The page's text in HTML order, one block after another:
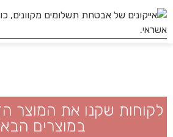
לקוחות שקנו את המוצר
במוצרים